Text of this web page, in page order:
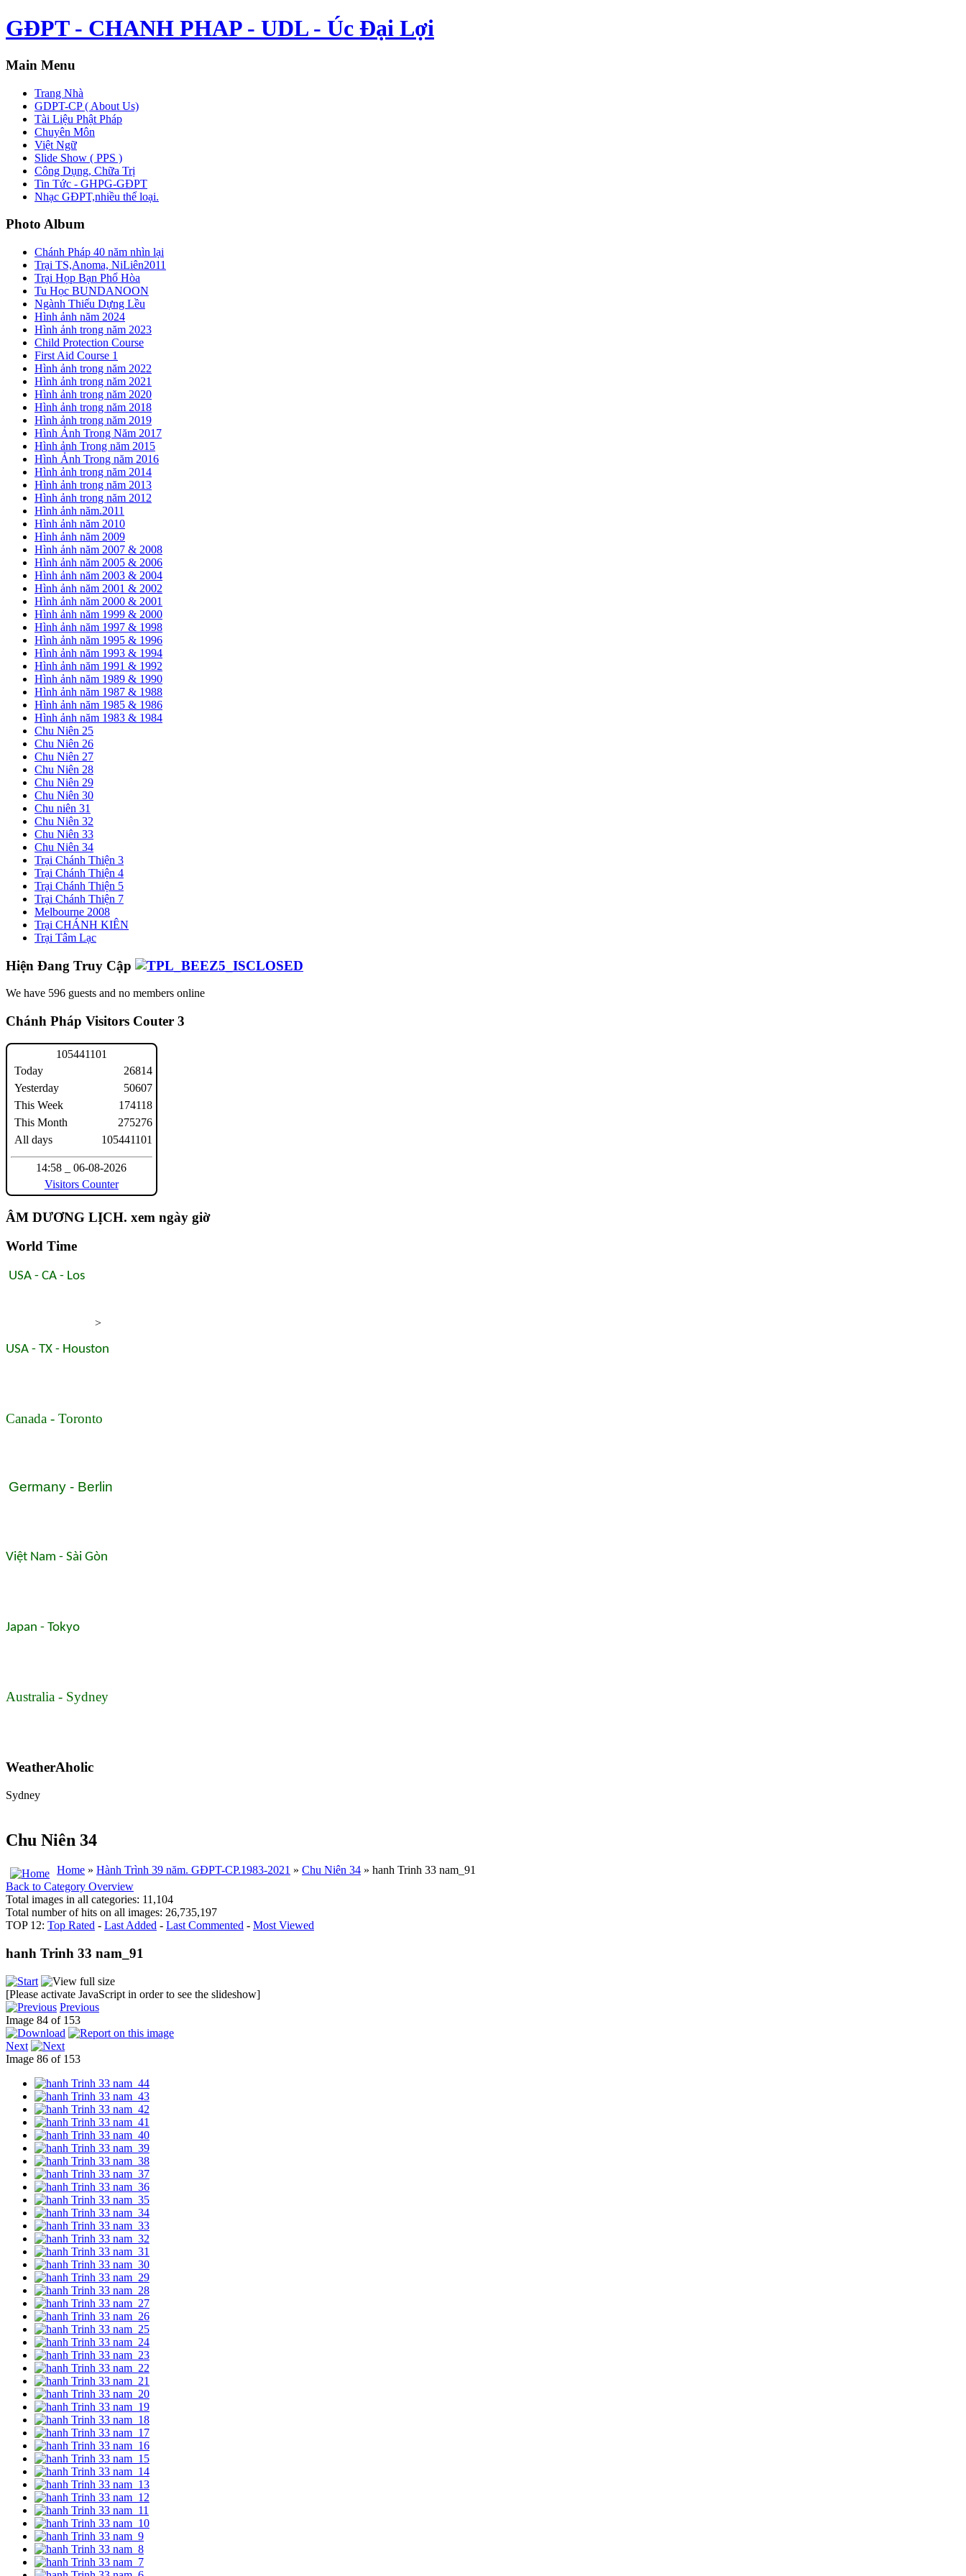
GĐPT - CHANH PHAP - UDL - Úc Đại Lợi
Main Menu
Trang Nhà
GDPT-CP ( About Us)
Tài Liệu Phật Pháp
Chuyên Môn
Việt Ngữ
Slide Show ( PPS )
Công Dụng, Chữa Trị
Tin Tức - GHPG-GĐPT
Nhạc GĐPT,nhiều thể loại.
Photo Album
Chánh Pháp 40 năm nhìn lại
Trại TS,Anoma, NiLiên2011
Trại Họp Bạn Phổ Hòa
Tu Học BUNDANOON
Ngành Thiếu Dựng Lều
Hình ảnh năm 2024
Hình ảnh trong năm 2023
Child Protection Course
First Aid Course 1
Hình ảnh trong năm 2022
Hình ảnh trong năm 2021
Hình ảnh trong năm 2020
Hình ảnh trong năm 2018
Hình ảnh trong năm 2019
Hình Ảnh Trong Năm 2017
Hình ảnh Trong năm 2015
Hình Ảnh Trong năm 2016
Hình ảnh trong năm 2014
Hình ảnh trong năm 2013
Hình ảnh trong năm 2012
Hình ảnh năm.2011
Hình ảnh năm 2010
Hình ảnh năm 2009
Hình ảnh năm 2007 & 2008
Hình ảnh năm 2005 & 2006
Hình ảnh năm 2003 & 2004
Hình ảnh năm 2001 & 2002
Hình ảnh năm 2000 & 2001
Hình ảnh năm 1999 & 2000
Hình ảnh năm 1997 & 1998
Hình ảnh năm 1995 & 1996
Hình ảnh năm 1993 & 1994
Hình ảnh năm 1991 & 1992
Hình ảnh năm 1989 & 1990
Hình ảnh năm 1987 & 1988
Hình ảnh năm 1985 & 1986
Hình ảnh năm 1983 & 1984
Chu Niên 25
Chu Niên 26
Chu Niên 27
Chu Niên 28
Chu Niên 29
Chu Niên 30
Chu niên 31
Chu Niên 32
Chu Niên 33
Chu Niên 34
Trại Chánh Thiện 3
Trại Chánh Thiện 4
Trại Chánh Thiện 5
Trại Chánh Thiện 7
Melbourne 2008
Trại CHÁNH KIÊN
Trại Tâm Lạc
Hiện Đang Truy Cập
We have 596 guests and no members online
Chánh Pháp Visitors Couter 3
105441101
Today
Yesterday
This Week
This Month
All days
26814
50607
174118
275276
105441101
14:58 _ 06-08-2026
Visitors Counter
ÂM DƯƠNG LỊCH. xem ngày giờ
World Time
USA - CA - Los
>
USA - TX - Houston
Canada - Toronto
Germany - Berlin
Việt Nam - Sài Gòn
Japan - Tokyo
Australia - Sydney
WeatherAholic
Sydney
Chu Niên 34
Home » Hành Trình 39 năm. GĐPT-CP.1983-2021 » Chu Niên 34 » hanh Trinh 33 nam_91
Back to Category Overview
Total images in all categories: 11,104
Total number of hits on all images: 26,735,197
TOP 12: Top Rated - Last Added - Last Commented - Most Viewed
hanh Trinh 33 nam_91
[Please activate JavaScript in order to see the slideshow]
Previous
Image 84 of 153
Next
Image 86 of 153